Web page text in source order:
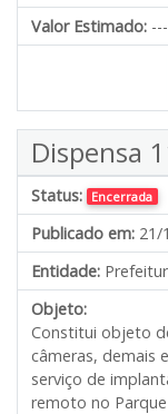
Valor Estimado: ---
Dispensa
Status: Encerrada
Publicado em: 21/
Entidade:
Objeto:
Constitui objeto
câmeras, demais
serviço de
remoto no